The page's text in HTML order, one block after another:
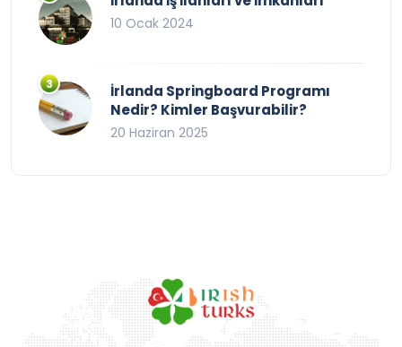
10 Ocak 2024
İrlanda Springboard Programı
Nedir? Kimler Başvurabilir?
20 Haziran 2025